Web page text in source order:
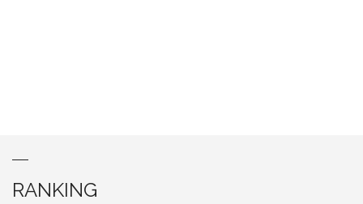
RANKING